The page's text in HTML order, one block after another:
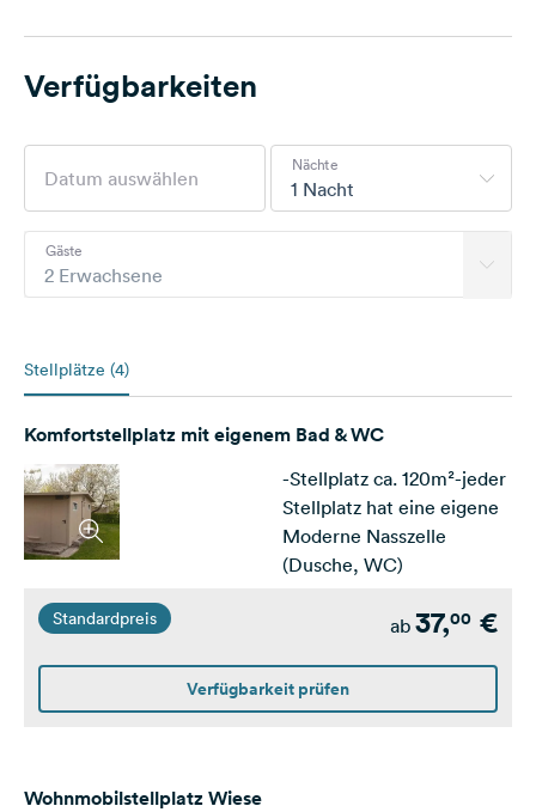
Verfügbarkeiten
1 Nacht
Nächte
2 Erwachsene
Gäste
Stellplätze (4)
Komfortstellplatz mit eigenem Bad & WC
-Stellplatz ca. 120m²-jeder
Stellplatz hat eine eigene
Moderne Nasszelle
(Dusche, WC)
Standardpreis ab 37,00 €
Verfügbarkeit prüfen
Wohnmobilstellplatz Wiese